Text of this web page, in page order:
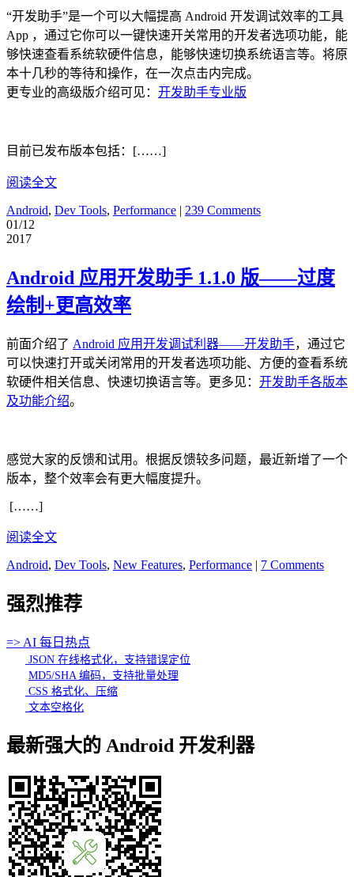
“开发助手”是一个可以大幅提高 Android 开发调试效率的工具
App ，通过它你可以一键快速开关常用的开发者选项功能，能
够快速查看系统软硬件信息，能够快速切换系统语言等。将原
本十几秒的等待和操作，在一次点击内完成。
更专业的高级版介绍可见： 开发助手专业版
目前已发布版本包括：[……]
阅读全文
Android, Dev Tools, Performance | 239 Comments
01/12
2017
Android 应用开发助手 1.1.0 版——过度
绘制+更高效率
前面介绍了 Android 应用开发调试利器——开发助手，通过它
可以快速打开或关闭常用的开发者选项功能、方便的查看系统
软硬件相关信息、快速切换语言等。更多见： 开发助手各版本
及功能介绍。
感觉大家的反馈和试用。根据反馈较多问题，最近新增了一个
版本，整个效率会有更大幅度提升。
[……]
阅读全文
Android, Dev Tools, New Features, Performance | 7 Comments
强烈推荐
=> AI 每日热点
JSON 在线格式化，支持错误定位
MD5/SHA 编码，支持批量处理
CSS 格式化、压缩
文本空格化
最新强大的 Android 开发利器